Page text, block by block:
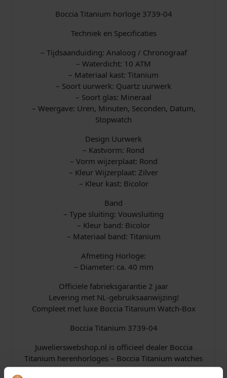
i
o
o
a
a
t
Boccia Titanium horloge 3739-04
Techniek en Specificaties
– Tijdsaanduiding: Analoog / Chronograaf
– Waterdicht: 10 ATM
– Materiaal kast: Titanium
– Soort uurwerk: Quartz uurwerk
– Soort glas: Mineraal
– Weergave: Uren, Minuten, Seconden, Datum,
Stopwatch
Design Uurwerk
– Kastvorm: Rond
– Vorm wijzerplaat: Rond
– Kleur Wijzerplaat: Zilver
– Kleur kast: Bicolor
Band
– Type sluiting: Vouwsluiting
– Kleur band: Bicolor
– Materiaal band: Titanium
Afmeting Horloge:
– Diameter: ca. 40 mm
Officiele fabrieksgarantie 2 jaar
Levering met NL-gebruiksaanwijzing!
Compleet met luxe Boccia Titanium Watch-Box
Boccia Titanium 3739-04
Juwelierswebshop.nl is officieel dealer Boccia
Titanium herenhorloges – Boccia Titanium watches
online.